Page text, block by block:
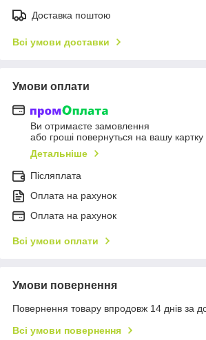
Доставка поштою
Всі умови доставки
Умови оплати
Ви отримаєте замовлення
або гроші повернуться на вашу картку
Детальніше
Післяплата
Оплата на рахунок
Оплата на рахунок
Всі умови оплати
Умови повернення
Повернення товару впродовж 14 днів за
Всі умови повернення